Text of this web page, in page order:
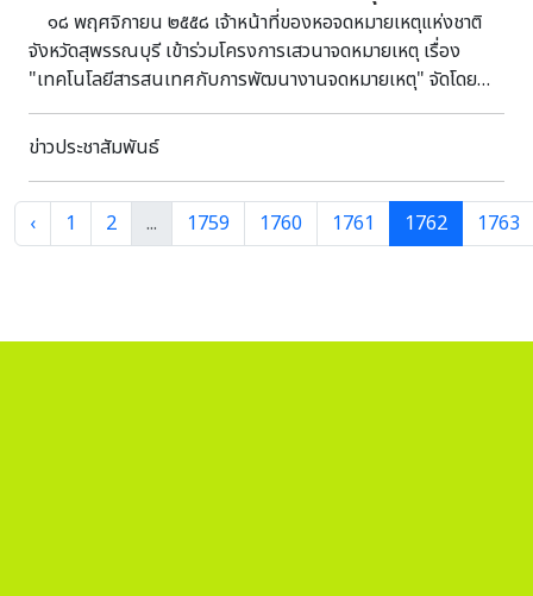
๑๘ พฤศจิกายน ๒๕๕๘ เจ้าหน้าที่ของหอจดหมายเหตุแห่งชาติ
จังหวัดสุพรรณบุรี เข้าร่วมโครงการเสวนาจดหมายเหตุ เรื่อง
"เทคโนโลยีสารสนเทศกับการพัฒนางานจดหมายเหตุ" จัดโดย
สำนักหอจดหมายเหตุแห่งชาติ ณ ห้องประชุมสำนักหอจดหมายเหตุ
แห่งชาติ กรุงเทพมหานคร โครงการเสวนาจดหมายเหตุ
ปฏิบัติงานจดหมายเหตุได้รับความรู้ ความเข้าใจในทิศทางเดียวกัน
เกี่ยวกับการปรับปรุงและเพิ่มประสิทธิภาพการพัฒนางาน
จดหมายเหตุ และการให้บริการโดยใช้เทคโนโลยีสารสนเทศ เพื่อ
ข่าวประชาสัมพันธ์
‹ 1 2 ... 1759 1760 1761 1762 1763